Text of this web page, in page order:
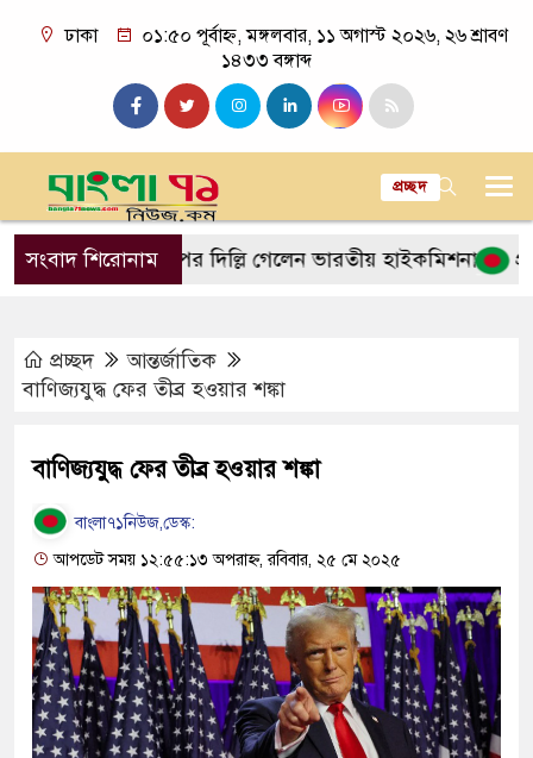
ঢাকা
০১:৫০ পূর্বাহ্ন, মঙ্গলবার, ১১ অগাস্ট ২০২৬, ২৬ শ্রাবণ
১৪৩৩ বঙ্গাব্দ
প্রচ্ছদ
সংবাদ শিরোনাম
বৈঠকের পর দিল্লি গেলেন ভারতীয় হাইকমিশনার
প্রচ্ছদ
আন্তর্জাতিক
বাণিজ্যযুদ্ধ ফের তীব্র হওয়ার শঙ্কা
বাণিজ্যযুদ্ধ ফের তীব্র হওয়ার শঙ্কা
বাংলা৭১নিউজ,ডেস্ক:
আপডেট সময় ১২:৫৫:১৩ অপরাহ্ন, রবিবার, ২৫ মে ২০২৫